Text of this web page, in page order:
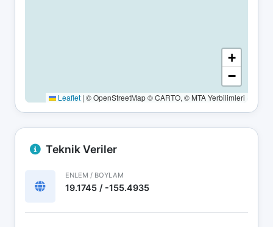
+
−
Leaflet | © OpenStreetMap © CARTO, © MTA Yerbilimleri
Teknik Veriler
ENLEM / BOYLAM
19.1745 / -155.4935